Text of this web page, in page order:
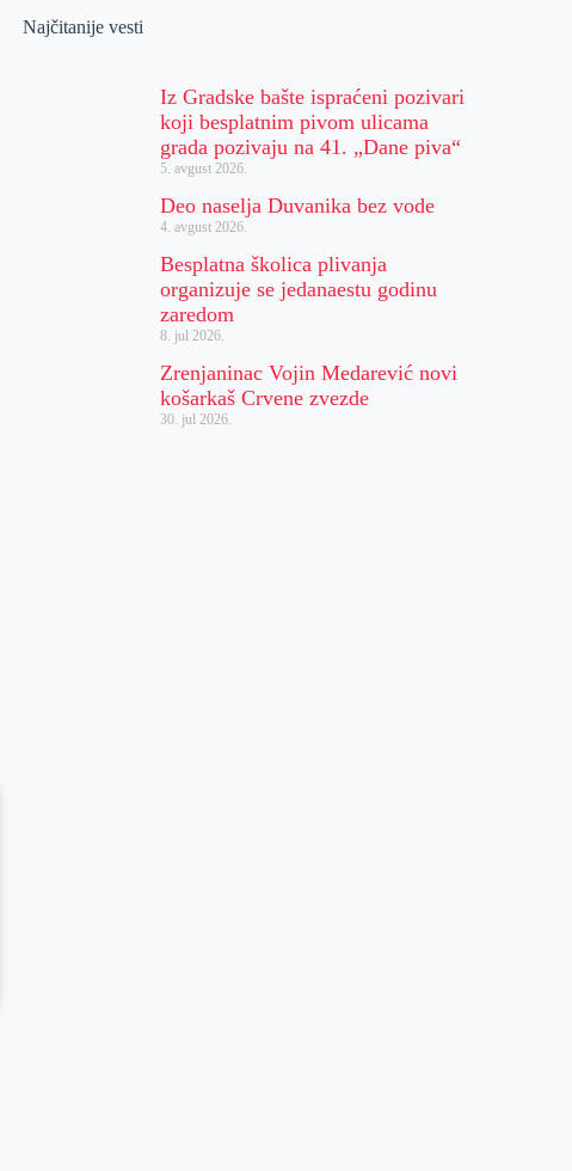
Najčitanije vesti
Iz Gradske bašte ispraćeni pozivari
koji besplatnim pivom ulicama
grada pozivaju na 41. „Dane piva“
5. avgust 2026.
Deo naselja Duvanika bez vode
4. avgust 2026.
Besplatna školica plivanja
organizuje se jedanaestu godinu
zaredom
8. jul 2026.
Zrenjaninac Vojin Medarević novi
košarkaš Crvene zvezde
30. jul 2026.